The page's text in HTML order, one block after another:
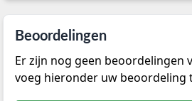
Beoordelingen
Er zijn nog geen beoordelingen
voeg hieronder uw beoordeling